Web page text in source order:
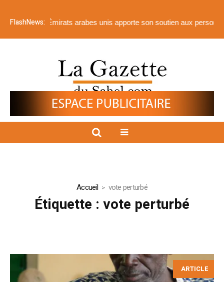
FlashNews:
des Émirats arabes unis apporte son soutien aux personnes
Accueil vote perturbé
Étiquette : vote perturbé
ARTICLE